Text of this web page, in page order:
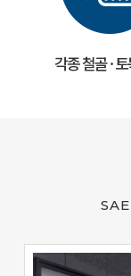
각종 철골 ·